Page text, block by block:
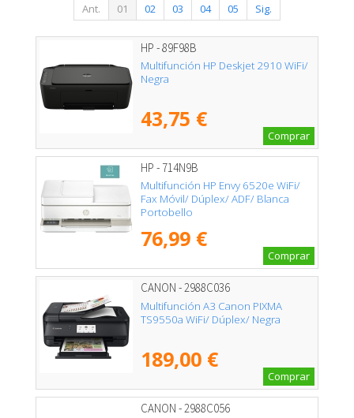
Ant. 01 02 03 04 05 Sig.
HP - 89F98B
Multifunción HP Deskjet 2910 WiFi/
Negra
43,75 €
Comprar
HP - 714N9B
Multifunción HP Envy 6520e WiFi/
Fax Móvil/ Dúplex/ ADF/ Blanca
Portobello
76,99 €
Comprar
CANON - 2988C036
Multifunción A3 Canon PIXMA
TS9550a WiFi/ Dúplex/ Negra
189,00 €
Comprar
CANON - 2988C056